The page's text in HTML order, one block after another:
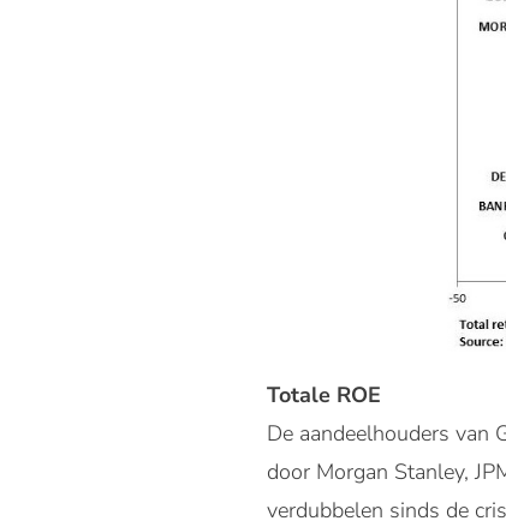
Totale ROE
De aandeelhouders van
door Morgan Stanley,
verdubbelen sinds de